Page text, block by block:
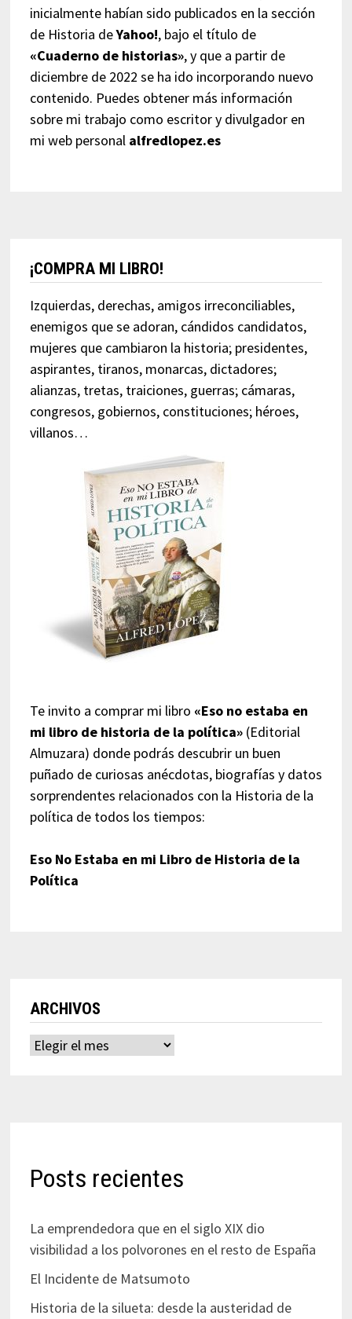
inicialmente habían sido publicados en la sección
de Historia deYahoo!, bajo el título de
«Cuaderno de historias», y que a partir de
diciembre de 2022 se ha ido incorporando nuevo
contenido. Puedes obtener más información
sobre mi trabajo como escritor y divulgador en
mi web personal alfredlopez.es
¡COMPRA MI LIBRO!
Izquierdas, derechas, amigos irreconciliables,
enemigos que se adoran, cándidos candidatos,
mujeres que cambiaron la historia; presidentes,
aspirantes, tiranos, monarcas, dictadores;
alianzas, tretas, traiciones, guerras; cámaras,
congresos, gobiernos, constituciones; héroes,
villanos…
Te invito a comprar mi libro «Eso no estaba en
mi libro de historia de la política»(Editorial
Almuzara) donde podrás descubrir un buen
puñado de curiosas anécdotas, biografías y datos
sorprendentes relacionados con la Historia de la
política de todos los tiempos:
Eso No Estaba en mi Libro de Historia de la
Política
ARCHIVOS
Archivos
Posts recientes
La emprendedora que en el siglo XIX dio
visibilidad a los polvorones en el resto de España
El Incidente de Matsumoto
Historia de la silueta: desde la austeridad de